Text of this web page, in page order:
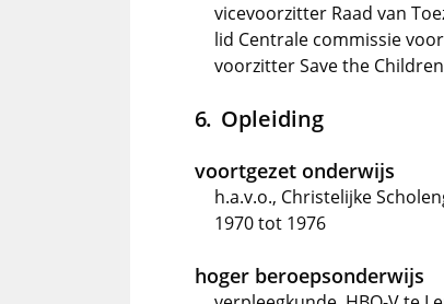
vicevoorzitter Raad van
lid Centrale commissie
voorzitter Save the
Opleiding
voortgezet onderwijs
h.a.v.o., Christelijke
1970 tot 1976
hoger beroepsonderwijs